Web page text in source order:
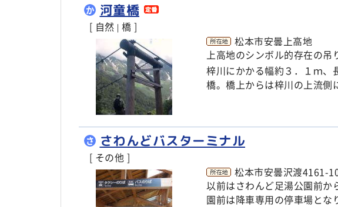
か 河童橋
[ 自然 | 橋 ]
松本市安曇上高地
上高地のシンボル的存在の吊
梓川にかかる幅約３．１ｍ、
橋。橋上からは梓川の上流側
さ さわんどバスターミナル
[ その他 ]
松本市安曇沢渡4161-
以前はさわんど足湯公園前か
園前は降車専用の停車場とな